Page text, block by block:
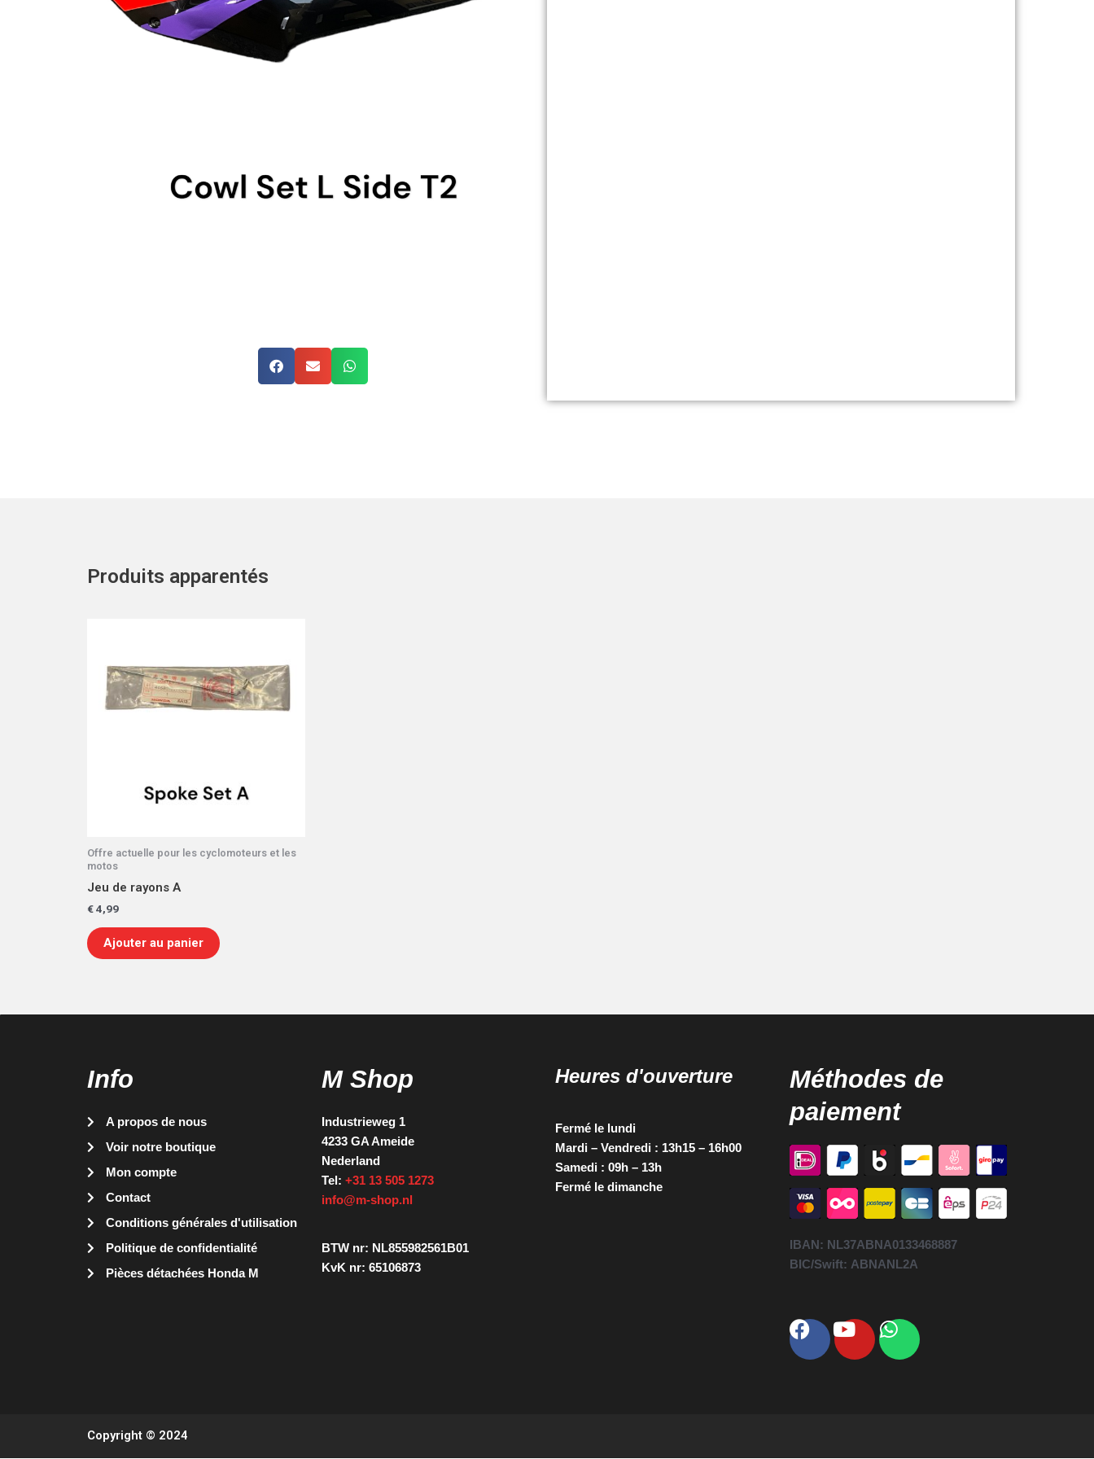
Produits apparentés
Offre actuelle pour les cyclomoteurs et les
motos
Jeu de rayons A
€4,99
Ajouter au panier
Info
A propos de nous
Voir notre boutique
Mon compte
Contact
Conditions générales d'utilisation
Politique de confidentialité
Pièces détachées Honda M
M Shop
Industrieweg 1
4233 GA Ameide
Nederland
Tel: +31 13 505 1273
info@m-shop.nl
BTW nr: NL855982561B01
KvK nr: 65106873
Heures d'ouverture
Fermé le lundi
Mardi – Vendredi : 13h15 – 16h00
Samedi : 09h – 13h
Fermé le dimanche
Méthodes de
paiement
IBAN: NL37ABNA0133468887
BIC/Swift: ABNANL2A
Facebook
YoutubeWhatsapp
Copyright © 2024